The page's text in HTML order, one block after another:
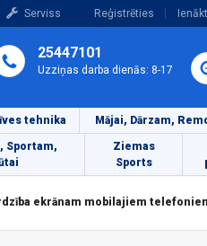
Serviss Reģistrēties Ienākt
25447101
Uzziņas darba dienās: 8-17
tehnika Mājai, Dārzam,
Sportam,
Ziemas
Sports
ekrānam mobilajiem